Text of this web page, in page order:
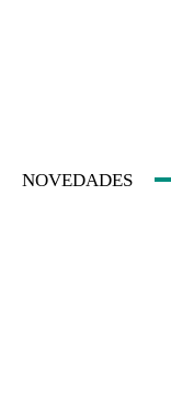
NOVEDADES